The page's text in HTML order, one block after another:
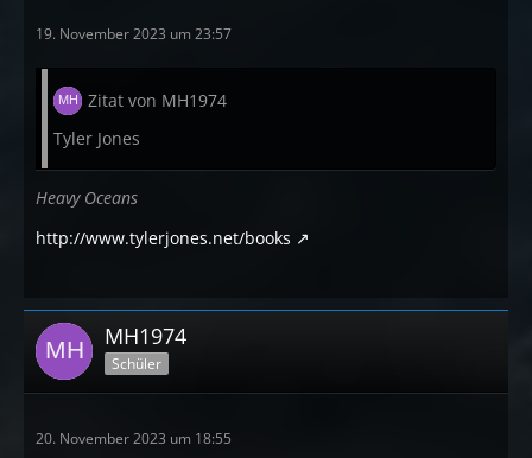
19. November 2023 um 23:57
Zitat von MH1974
Tyler Jones
Heavy Oceans
http://www.tylerjones.net/books
MH1974
Schüler
20. November 2023 um 18:55